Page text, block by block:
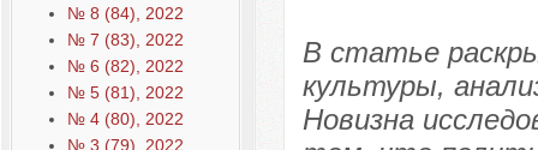
№ 8 (84), 2022
№ 7 (83), 2022
№ 6 (82), 2022
№ 5 (81), 2022
№ 4 (80), 2022
№ 3 (79), 2022
В статье
культуры,
Новизна